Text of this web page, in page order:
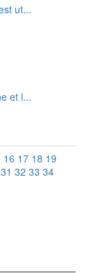
ut...
et l...
16 17 18 19
31 32 33 34